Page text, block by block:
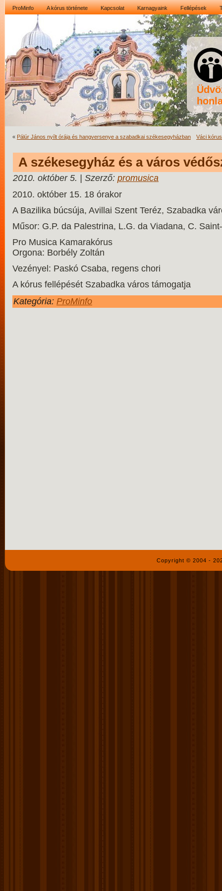
ProMinfo A kórus története Kapcsolat Karnagyaink Fellépések
« Pálúr János nyílt órája és hangversenye a szabadkai székesegyházban Váci
A székesegyház és a város
2010. október 5. | Szerző: promusica
2010. október 15. 18 órakor
A Bazilika búcsúja, Avillai Szent Teréz, Szabadka
Műsor: G.P. da Palestrina, L.G. da Viadana, C.
Pro Musica Kamarakórus
Orgona: Borbély Zoltán
Vezényel: Paskó Csaba, regens chori
A kórus fellépését Szabadka város támogatja
Kategória: ProMinfo
Copyright © 2004 -